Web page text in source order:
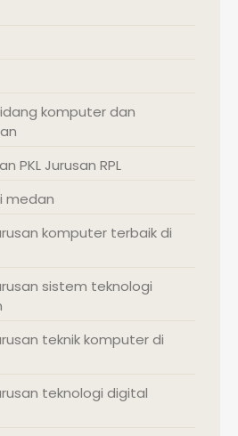
komputer dan
PKL Jurusan RPL
medan
komputer terbaik di
sistem teknologi
teknik komputer di
teknologi digital